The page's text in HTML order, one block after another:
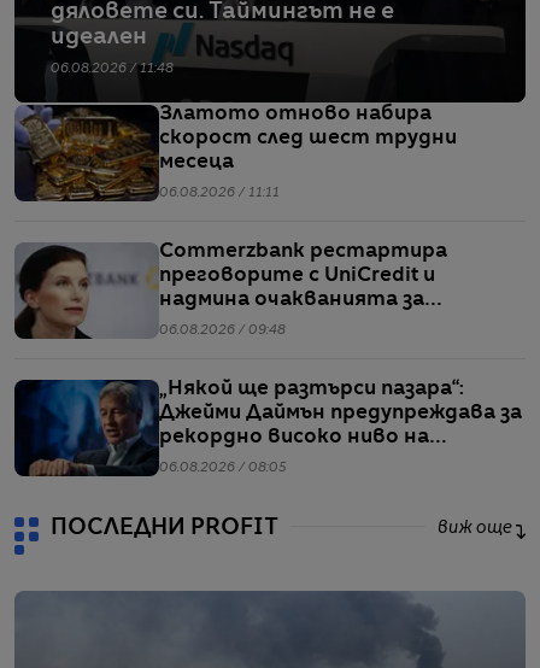
дяловете си. Таймингът не е
идеален
06.08.2026 / 11:48
Златото отново набира
скорост след шест трудни
месеца
06.08.2026 / 11:11
Commerzbank рестартира
преговорите с UniCredit и
надмина очакванията за
тримесечието
06.08.2026 / 09:48
„Някой ще разтърси пазара“:
Джейми Даймън предупреждава за
рекордно високо ниво на
ливъридж
06.08.2026 / 08:05
ПОСЛЕДНИ PROFIT виж още